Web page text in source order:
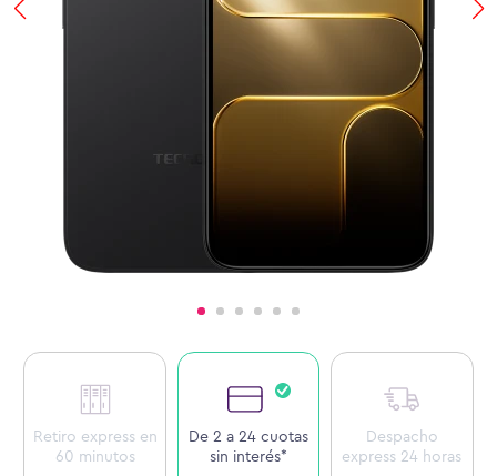
Retiro express en
60 minutos
De 2 a 24 cuotas
sin interés*
Despacho
express 24 horas